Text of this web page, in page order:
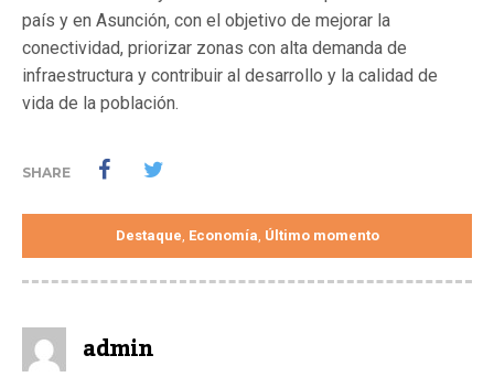
país y en Asunción, con el objetivo de mejorar la
conectividad, priorizar zonas con alta demanda de
infraestructura y contribuir al desarrollo y la calidad de
vida de la población.
SHARE
Destaque, Economía, Último momento
admin